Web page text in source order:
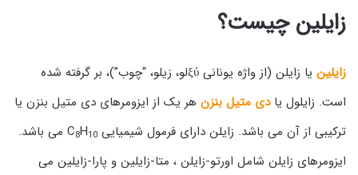
زایلین چیست؟
زایلین
یا زایلن (از واژه یونانی ξύلو، زیلو، “چوب”)، بر گرفته شده
است. زایلول یادی متیل بنزن هر یک از ایزومرهای دی متیل بنزن یا
ترکیبی از آن می باشد. زایلن دارای فرمول شیمیایی C
8H10
می باشد.
ایزومرهای زایلن شامل اورتو-زایلن ، متا-زایلین و پارا-زایلین می